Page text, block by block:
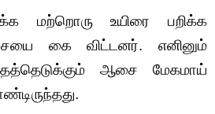
மற்றொரு உயிரை பறிக்க
கை விட்டனர். எனினும்
ஆசை மேகமாய்